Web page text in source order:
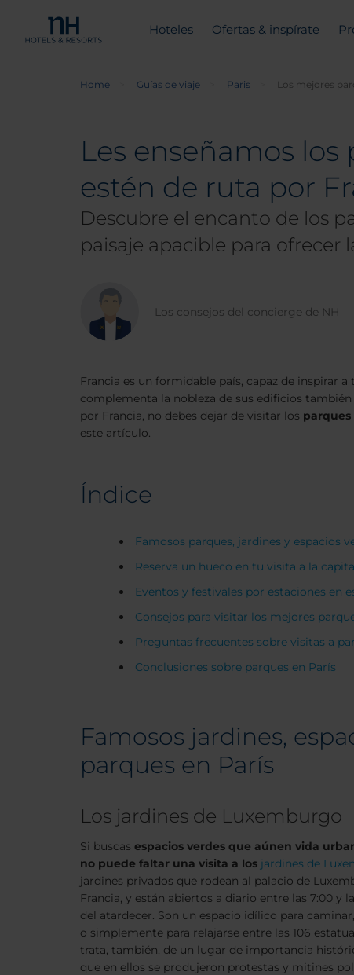
Hoteles Ofertas & inspírate
Home Guías de viaje Paris Los mejores
Les enseñamos
estén de ruta por
Descubre el encanto de los
paisaje apacible para ofrecer
Los consejos del concierge de NH
Francia es un formidable país, capaz de inspirar
complementa la nobleza de sus edificios
por Francia, no debes dejar de visitar los parques
este artículo.
Índice
Famosos parques, jardines y espacios
Reserva un hueco en tu visita a la
Eventos y festivales por estaciones en
Consejos para visitar los mejores
Preguntas frecuentes sobre visitas a
Conclusiones sobre parques en París
Famosos jardines,
parques en París
Los jardines de Luxemburgo
Si buscas espacios verdes que aúnen vida
no puede faltar una visita a los jardines de
jardines privados que rodean al palacio de
Francia, y están abiertos a diario entre las 7:00 y
del atardecer. Son un espacio idílico para
o simplemente para relajarse entre las 106
trata, también, de un lugar de importancia
que en ellos se produjeron protestas y mitines